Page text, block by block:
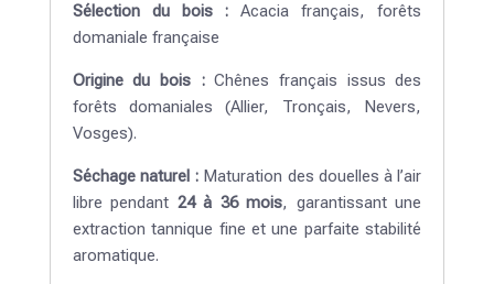
Sélection du bois : Acacia français, forêts
domaniale française
Origine du bois :Chênes français issus des
forêts domaniales (Allier, Tronçais, Nevers,
Vosges).
Séchage naturel : Maturation des douelles à l’air
libre pendant 24 à 36 mois, garantissant une
extraction tannique fine et une parfaite stabilité
aromatique.